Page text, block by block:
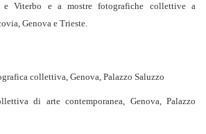
e Viterbo e a mostre fotografiche collettive a
Genova e Trieste.
collettiva, Genova, Palazzo Saluzzo
di arte contemporanea, Genova, Palazzo